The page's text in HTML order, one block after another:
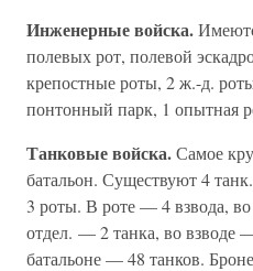
Инженерные войска.
полевых рот, полевой
крепостные роты, 2 ж.-д.
понтонный парк, 1 опытная
Танковые войска.Самое
батальон. Существуют 4
3 роты. В роте — 4 взвода,
отдел. — 2 танка, во взводе
батальоне — 48 танков.